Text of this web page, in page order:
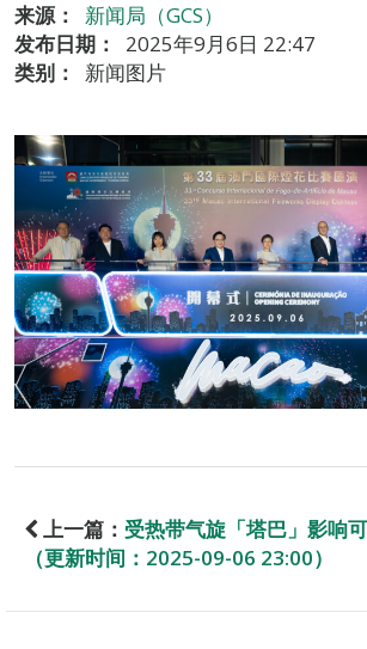
来源：
新闻局（GCS）
发布日期：
2025年9月6日 22:47
类别：
新闻图片
上一篇： 受热带气旋「塔巴」影响
（更新时间：2025-09-06 23:00）